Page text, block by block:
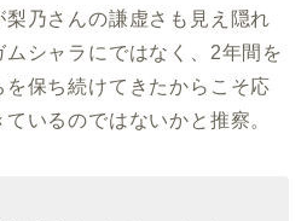
梨乃さんの謙虚さも見え隠れ
シャラにではなく、2年間を
保ち続けてきたからこそ応
いるのではないかと推察。